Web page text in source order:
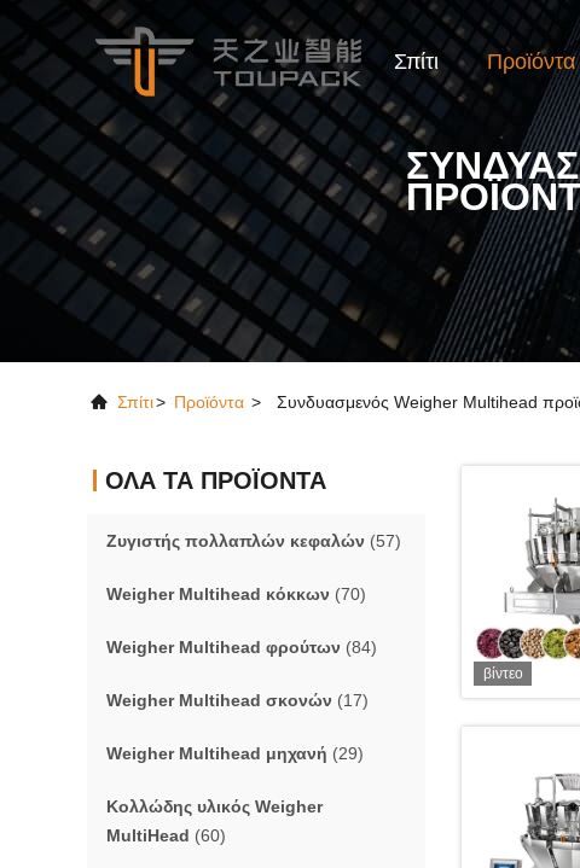
Σπίτι Προϊόντα
Σπίτι> Προϊόντα > Συνδυασμενός Weigher Multihead
ΌΛΑ ΤΑ ΠΡΟΪΌΝΤΑ
Ζυγιστής πολλαπλών κεφαλών (57)
Weigher Multihead κόκκων (70)
Weigher Multihead φρούτων (84)
Weigher Multihead σκονών (17)
Weigher Multihead μηχανή (29)
Κολλώδης υλικός Weigher
MultiHead (60)
βίντεο